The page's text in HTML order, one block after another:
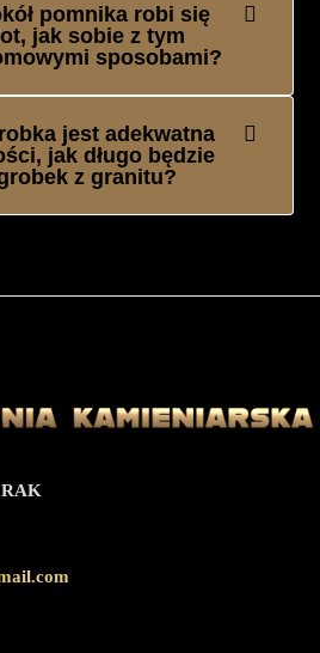
pomnika robi się
jak sobie z tym
sposobami?
jest adekwatna
jak długo będzie
z granitu?